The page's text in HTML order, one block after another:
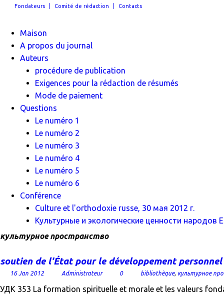
Fondateurs Comité de rédaction Contacts
Maison
A propos du journal
Auteurs
procédure de publication
Exigences pour la rédaction de résumés
Mode de paiement
Questions
Le numéro 1
Le numéro 2
Le numéro 3
Le numéro 4
Le numéro 5
Le numéro 6
Conférence
Culture et l'orthodoxie russe, 30 мая 2012 г.
Культурные и экологические ценности народов
культурное пространство
soutien de l'État pour le développement
16 Jan 2012 Administrateur 0 bibliothèque, культурное
УДК 353 La formation spirituelle et morale et les valeurs